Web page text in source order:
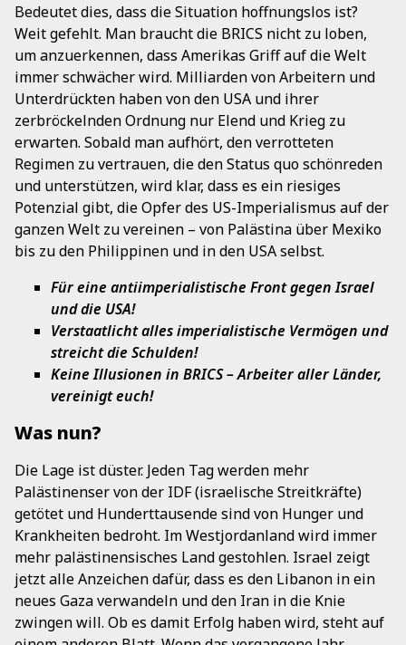
Bedeutet dies, dass die Situation hoffnungslos ist?
Weit gefehlt. Man braucht die BRICS nicht zu loben,
um anzuerkennen, dass Amerikas Griff auf die Welt
immer schwächer wird. Milliarden von Arbeitern und
Unterdrückten haben von den USA und ihrer
zerbröckelnden Ordnung nur Elend und Krieg zu
erwarten. Sobald man aufhört, den verrotteten
Regimen zu vertrauen, die den Status quo schönreden
und unterstützen, wird klar, dass es ein riesiges
Potenzial gibt, die Opfer des US-Imperialismus auf der
ganzen Welt zu vereinen – von Palästina über Mexiko
bis zu den Philippinen und in den USA selbst.
Für eine antiimperialistische Front gegen Israel
und die USA!
Verstaatlicht alles imperialistische Vermögen und
streicht die Schulden!
Keine Illusionen in BRICS – Arbeiter aller Länder,
vereinigt euch!
Was nun?
Die Lage ist düster. Jeden Tag werden mehr
Palästinenser von der IDF (israelische Streitkräfte)
getötet und Hunderttausende sind von Hunger und
Krankheiten bedroht. Im Westjordanland wird immer
mehr palästinensisches Land gestohlen. Israel zeigt
jetzt alle Anzeichen dafür, dass es den Libanon in ein
neues Gaza verwandeln und den Iran in die Knie
zwingen will. Ob es damit Erfolg haben wird, steht auf